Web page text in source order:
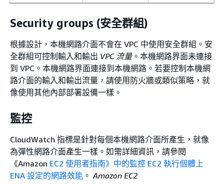
Security groups (安全群組)
根據設計，本機網路介面不會在 VPC 中使用安全群組。安
全群組可控制輸入和輸出 VPC 流量。本機網路界面未連接
到 VPC。本機網路界面連接到本機網路。若要控制本機網
路介面的輸入和輸出流量，請使用防火牆或類似策略，就
像使用其他內部部署設備一樣。
監控
CloudWatch 指標是針對每個本機網路介面所產生，就像
為彈性網路介面產生一樣。如需詳細資訊，請參閱
《Amazon EC2 使用者指南》中的監控 EC2 執行個體上
ENA 設定的網路效能 。 Amazon EC2